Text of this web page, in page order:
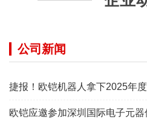
公司新闻
捷报！欧铠机器人拿下2025年度
欧铠应邀参加深圳国际电子元器件展时